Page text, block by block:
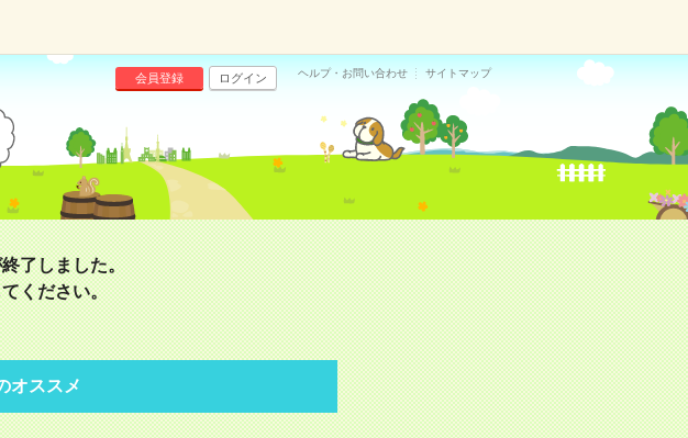
会員登録 ログイン ヘルプ・お問い合わせ サイトマップ
了しました。
ください。
オススメ